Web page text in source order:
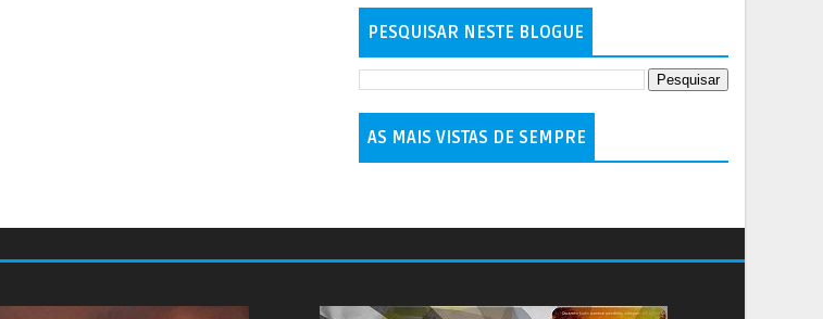
PESQUISAR NESTE BLOGUE
AS MAIS VISTAS DE SEMPRE